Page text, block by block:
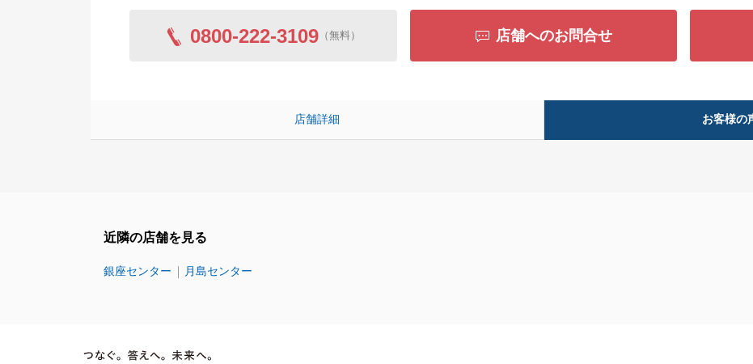
0800-222-3109 （無料） 店舗へのお問合せ
店舗詳細 お客様の
近隣の店舗を見る
銀座センター 月島センター